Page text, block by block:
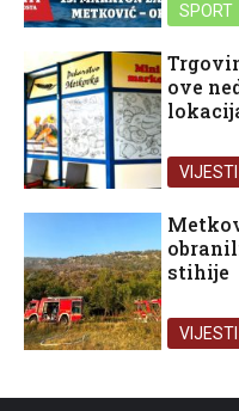
SPORT
ove
VIJESTI
stihije
VIJESTI